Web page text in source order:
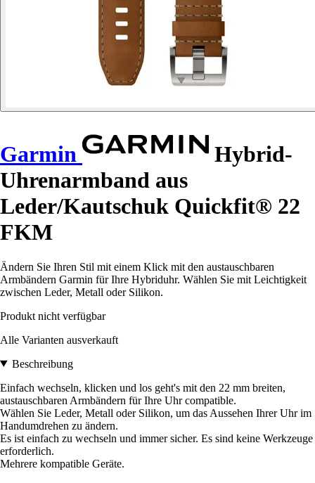
Garmin
Hybrid-
Uhrenarmband aus
Leder/Kautschuk Quickfit® 22
FKM
Ändern Sie Ihren Stil mit einem Klick mit den austauschbaren
Armbändern Garmin für Ihre Hybriduhr. Wählen Sie mit Leichtigkeit
zwischen Leder, Metall oder Silikon.
Produkt nicht verfügbar
Alle Varianten ausverkauft
Beschreibung
Einfach wechseln, klicken und los geht's mit den 22 mm breiten,
austauschbaren Armbändern für Ihre Uhr compatible.
Wählen Sie Leder, Metall oder Silikon, um das Aussehen Ihrer Uhr im
Handumdrehen zu ändern.
Es ist einfach zu wechseln und immer sicher. Es sind keine Werkzeuge
erforderlich.
Mehrere kompatible Geräte.